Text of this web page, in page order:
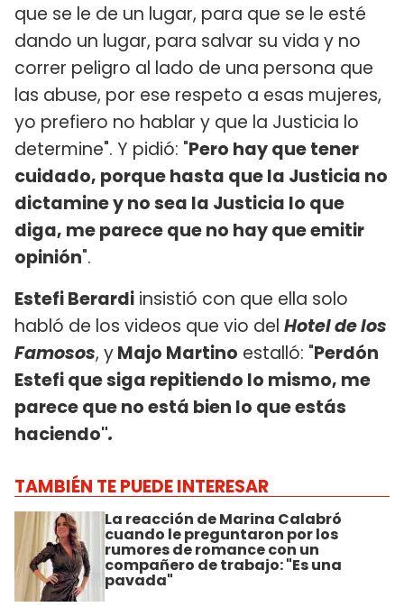
que se le de un lugar, para que se le esté
dando un lugar, para salvar su vida y no
correr peligro al lado de una persona que
las abuse, por ese respeto a esas mujeres,
yo prefiero no hablar y que la Justicia lo
determine". Y pidió: "Pero hay que tener
cuidado, porque hasta que la Justicia no
dictamine y no sea la Justicia lo que
diga, me parece que no hay que emitir
opinión".
Estefi Berardi insistió con que ella solo
habló de los videos que vio del Hotel de los
Famosos, yMajo Martino estalló: "Perdón
Estefi que siga repitiendo lo mismo, me
parece que no está bien lo que estás
haciendo".
TAMBIÉN TE PUEDE INTERESAR
La reacción de Marina Calabró
cuando le preguntaron por los
rumores de romance con un
compañero de trabajo: "Es una
pavada"